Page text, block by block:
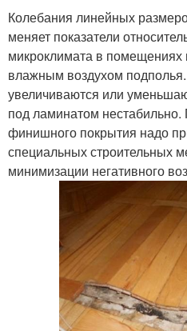
Колебания линейных
меняет показатели
микроклимата в помещениях
влажным воздухом подполья.
увеличиваются или
под ламинатом нестабильно.
финишного покрытия надо
специальных строительных
минимизации негативного